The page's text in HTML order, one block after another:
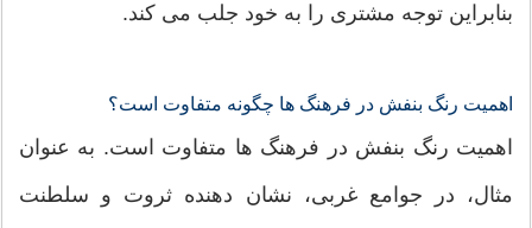
بنابراین توجه مشتری را به خود جلب می کند.
اهمیت رنگ بنفش در فرهنگ ها چگونه متفاوت است؟
اهمیت رنگ بنفش در فرهنگ ها متفاوت است. به عنوان
مثال، در جوامع غربی، نشان دهنده ثروت و سلطنت